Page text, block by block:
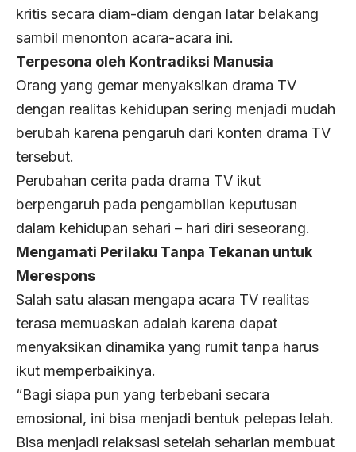
kritis secara diam-diam dengan latar belakang
sambil menonton acara-acara ini.
Terpesona oleh Kontradiksi Manusia
Orang yang gemar menyaksikan drama TV
dengan realitas kehidupan sering menjadi mudah
berubah karena pengaruh dari konten drama TV
tersebut.
Perubahan cerita pada drama TV ikut
berpengaruh pada pengambilan keputusan
dalam kehidupan sehari – hari diri seseorang.
Mengamati Perilaku Tanpa Tekanan untuk
Merespons
Salah satu alasan mengapa acara TV realitas
terasa memuaskan adalah karena dapat
menyaksikan dinamika yang rumit tanpa harus
ikut memperbaikinya.
“Bagi siapa pun yang terbebani secara
emosional, ini bisa menjadi bentuk pelepas lelah.
Bisa menjadi relaksasi setelah seharian membuat